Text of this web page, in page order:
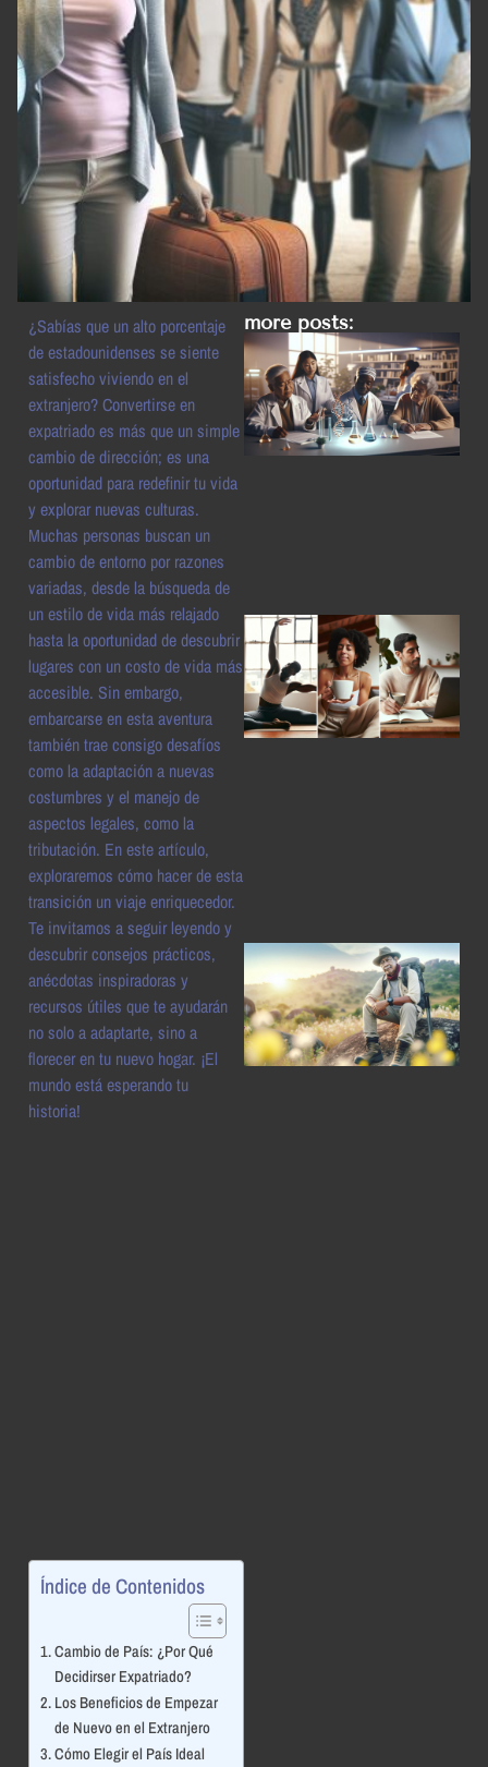
¿Sabías que un alto porcentaje
de estadounidenses se siente
satisfecho viviendo en el
extranjero? Convertirse en
expatriado es más que un simple
cambio de dirección; es una
oportunidad para redefinir tu vida
y explorar nuevas culturas.
Muchas personas buscan un
cambio de entorno por razones
variadas, desde la búsqueda de
un estilo de vida más relajado
hasta la oportunidad de descubrir
lugares con un costo de vida más
accesible. Sin embargo,
embarcarse en esta aventura
también trae consigo desafíos
como la adaptación a nuevas
costumbres y el manejo de
aspectos legales, como la
tributación. En este artículo,
exploraremos cómo hacer de esta
transición un viaje enriquecedor.
Te invitamos a seguir leyendo y
descubrir consejos prácticos,
anécdotas inspiradoras y
recursos útiles que te ayudarán
no solo a adaptarte, sino a
florecer en tu nuevo hogar. ¡El
mundo está esperando tu
historia!
Índice de Contenidos
Cambio de País: ¿Por Qué
Decidirser Expatriado?
Los Beneficios de Empezar
de Nuevo en el Extranjero
Cómo Elegir el País Ideal
more posts: